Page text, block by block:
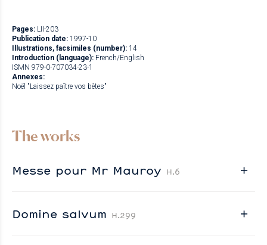
Pages: LII-203
Publication date: 1997-10
Illustrations, facsimiles (number): 14
Introduction (language): French/English
ISMN 979-0-707034-23-1
Annexes:
Noël "Laissez paître vos bêtes"
The works
Messe pour Mr Mauroy H.6
Domine salvum H.299